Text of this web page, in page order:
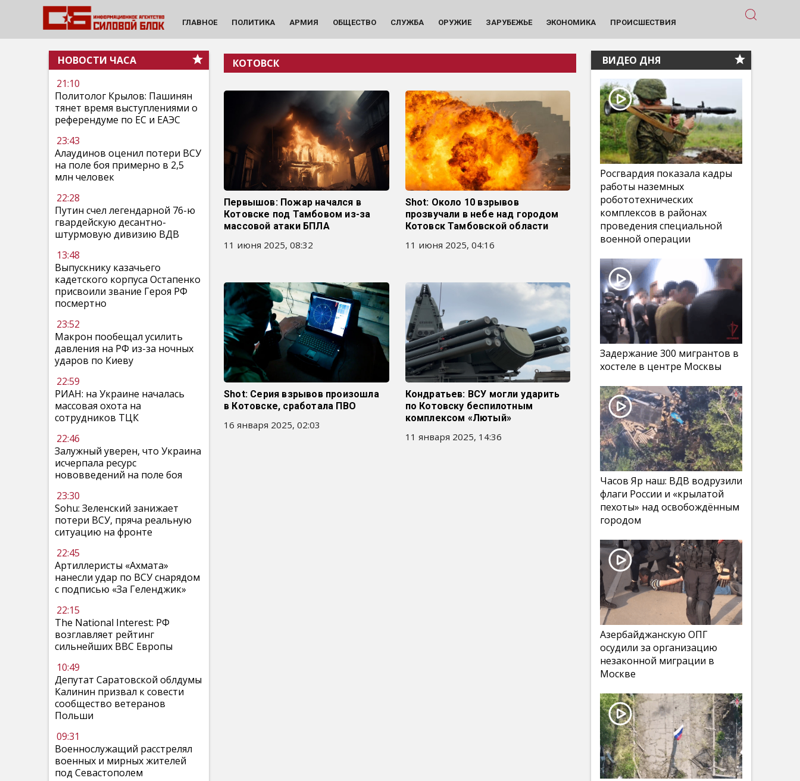
ГЛАВНОЕ ПОЛИТИКА АРМИЯ ОБЩЕСТВО СЛУЖБА ОРУЖИЕ ЗАРУБЕЖЬЕ ЭКОНОМИКА ПРОИСШЕСТВИЯ
НОВОСТИ ЧАСА
21:10
Политолог Крылов: Пашинян
тянет время выступлениями о
референдуме по ЕС и ЕАЭС
23:43
Алаудинов оценил потери ВСУ
на поле боя примерно в 2,5
млн человек
22:28
Путин счел легендарной 76-ю
гвардейскую десантно-
штурмовую дивизию ВДВ
13:48
Выпускнику казачьего
кадетского корпуса Остапенко
присвоили звание Героя РФ
посмертно
23:52
Макрон пообещал усилить
давления на РФ из-за ночных
ударов по Киеву
22:59
РИАН: на Украине началась
массовая охота на
сотрудников ТЦК
22:46
Залужный уверен, что Украина
исчерпала ресурс
нововведений на поле боя
23:30
Sohu: Зеленский занижает
потери ВСУ, пряча реальную
ситуацию на фронте
22:45
Артиллеристы «Ахмата»
нанесли удар по ВСУ снарядом
с подписью «За Геленджик»
22:15
The National Interest: РФ
возглавляет рейтинг
сильнейших ВВС Европы
10:49
Депутат Саратовской облдумы
Калинин призвал к совести
сообщество ветеранов
Польши
09:31
Военнослужащий расстрелял
военных и мирных жителей
под Севастополем
КОТОВСК
Первышов: Пожар начался в
Котовске под Тамбовом из-за
массовой атаки БПЛА
11 июня 2025, 08:32
Shot: Около 10 взрывов
прозвучали в небе над городом
Котовск Тамбовской области
11 июня 2025, 04:16
Shot: Серия взрывов произошла
в Котовске, сработала ПВО
16 января 2025, 02:03
Кондратьев: ВСУ могли ударить
по Котовску беспилотным
комплексом «Лютый»
11 января 2025, 14:36
ВИДЕО ДНЯ
Росгвардия показала кадры
работы наземных
робототехнических
комплексов в районах
проведения специальной
военной операции
Задержание 300 мигрантов в
хостеле в центре Москвы
Часов Яр наш: ВДВ водрузили
флаги России и «крылатой
пехоты» над освобождённым
городом
Азербайджанскую ОПГ
осудили за организацию
незаконной миграции в
Москве